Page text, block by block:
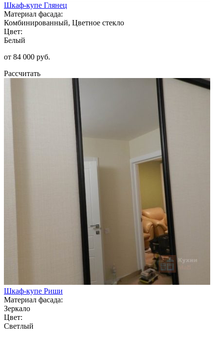
Шкаф-купе Глянец
Материал фасада:
Комбинированный, Цветное стекло
Цвет:
Белый
от 84 000 руб.
Рассчитать
Шкаф-купе Риши
Материал фасада:
Зеркало
Цвет:
Светлый